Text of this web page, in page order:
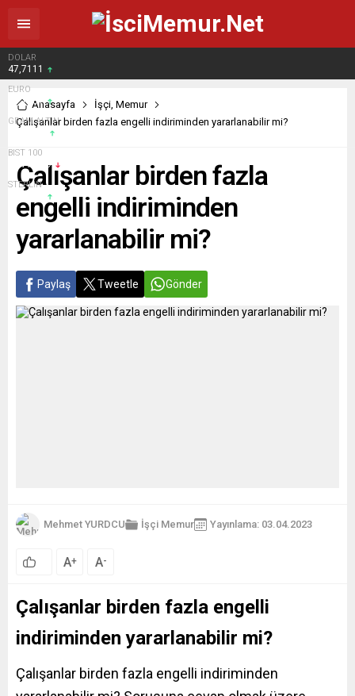
DOLAR
47,7111
EURO
55,1881
GRAM ALTIN
BIST 100
13.779,39
STERLİN
Anasayfa İşçi, Memur
Çalışanlar birden fazla engelli indiriminden yararlanabilir mi?
Çalışanlar birden fazla
engelli indiriminden
yararlanabilir mi?
Paylaş Tweetle Gönder
Mehmet YURDCU İşçi Memur Yayınlama: 03.04.2023
A+ A-
Çalışanlar birden fazla engelli
indiriminden yararlanabilir mi?
Çalışanlar birden fazla engelli indiriminden